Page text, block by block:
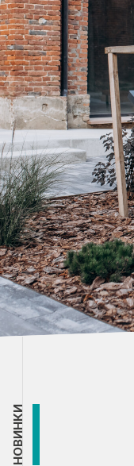
НОВИНКИ